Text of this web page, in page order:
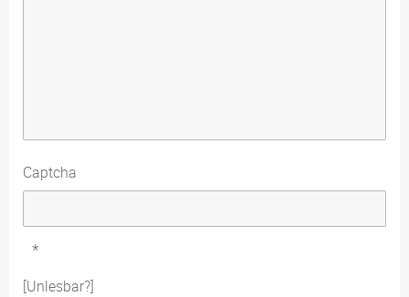
Captcha
*
[Unlesbar?]